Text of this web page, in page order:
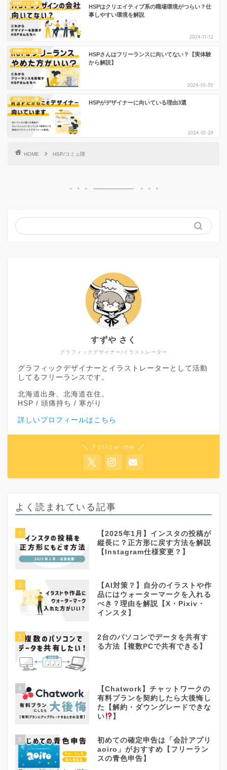
HSP/コミュ障
HSPはクリエイティブ系の職場環境がつらい？仕
事しやすい環境を解説
2024-11-12
HSP/コミュ障
HSPさんはフリーランスに向いてない？【実体験
から解説】
2024-10-30
HSP/コミュ障
HSPがデザイナーに向いている理由3選
2024-01-29
HOME HSP/コミュ障
グラフィックデザイナー/イラストレーター
すずや さく
グラフィックデザイナーとイラストレーターとして活動
してるフリーランスです。
北海道出身、北海道在住。
HSP / 頭痛持ち / 寒がり
詳しいプロフィールはこちら
＼ Follow me ／
よく読まれている記事
1
【2025年1月】インスタの投稿が
縦長に？正方形に戻す方法を解説
【Instagram仕様変更？】
2
【AI対策？】自分のイラストや作
品にはウォーターマークを入れる
べき？理由を解説【X・Pixiv・
インスタ】
3
2台のパソコンでデータを共有す
る方法【複数PCで共有できる】
4
【Chatwork】チャットワークの
有料プランを契約したら大後悔し
た【解約・ダウングレードできな
い
】
5
初めての確定申告は「会計アプリ
aoiro」がおすすめ【フリーラン
スの青色申告】